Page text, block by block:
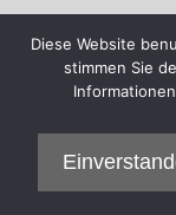
Diese Website
stimmen Sie